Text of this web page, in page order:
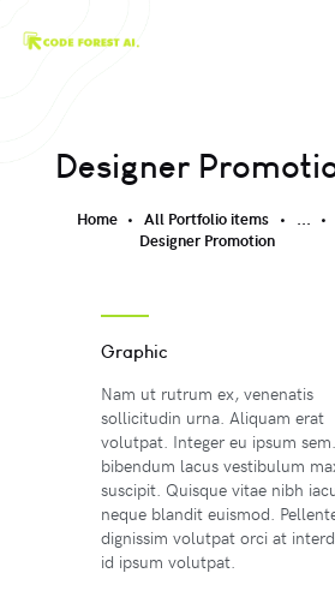
Designer
Home All Portfolio items
...
Designer Promotion
Graphic
Nam ut rutrum ex, venenatis
sollicitudin urna. Aliquam erat
volutpat. Integer eu ipsum
bibendum lacus vestibulum
suscipit. Quisque vitae nibh
neque blandit euismod.
dignissim volutpat orci at
id ipsum volutpat.